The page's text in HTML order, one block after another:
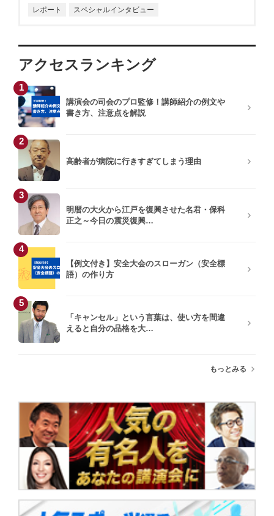
キティこうぞう 飯野謙次
梶原しげる
板垣英憲
大谷由里子
宗次徳二
レポート スペシャルインタビュー
アクセスランキング
1
講演会の司会のプロ監修！講師紹介の例文や
書き方、注意点を解説
2
高齢者が病院に行きすぎてしまう理由
3
明暦の大火から江戸を復興させた名君・保科
正之～今日の震災復興…
4
【例文付き】安全大会のスローガン（安全標
語）の作り方
5
「キャンセル」という言葉は、使い方を間違
えると自分の品格を大…
もっとみる